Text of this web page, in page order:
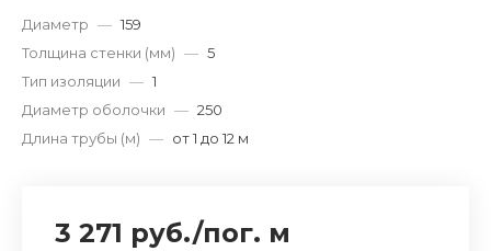
Диаметр — 159
Толщина стенки (мм) — 5
Тип изоляции — 1
Диаметр оболочки — 250
Длина трубы (м) — от 1 до 12 м
3 271 руб./пог. м